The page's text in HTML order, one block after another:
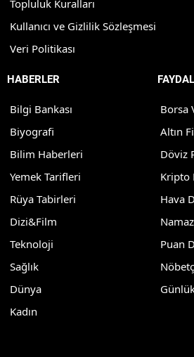
Topluluk Kuralları
Kullanıcı ve Gizlilik Sözleşmesi
Veri Politikası
HABERLER
Bilgi Bankası
Biyografi
Bilim Haberleri
Yemek Tarifleri
Rüya Tabirleri
Dizi&Film
Teknoloji
Sağlık
Dünya
Kadın
Borsa
Altın
Döviz
Kripto
Hava
Puan